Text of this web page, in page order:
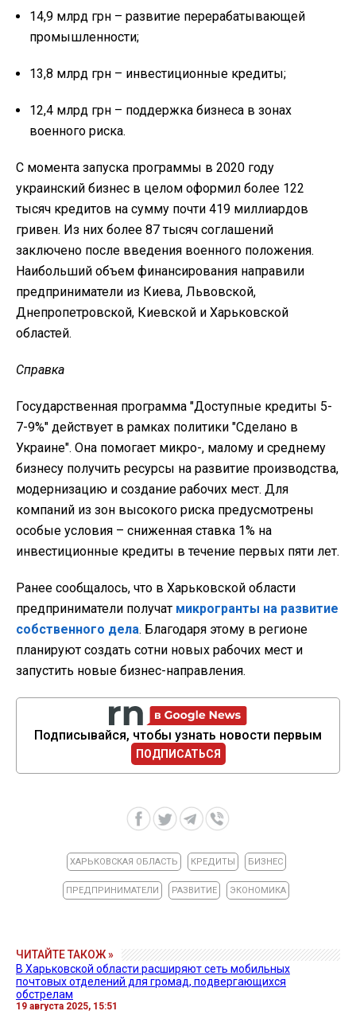
14,9 млрд грн – развитие перерабатывающей
промышленности;
13,8 млрд грн – инвестиционные кредиты;
12,4 млрд грн – поддержка бизнеса в зонах
военного риска.
С момента запуска программы в 2020 году
украинский бизнес в целом оформил более 122
тысяч кредитов на сумму почти 419 миллиардов
гривен. Из них более 87 тысяч соглашений
заключено после введения военного положения.
Наибольший объем финансирования направили
предприниматели из Киева, Львовской,
Днепропетровской, Киевской и Харьковской
областей.
Справка
Государственная программа "Доступные кредиты 5-
7-9%" действует в рамках политики "Сделано в
Украине". Она помогает микро-, малому и среднему
бизнесу получить ресурсы на развитие производства,
модернизацию и создание рабочих мест. Для
компаний из зон высокого риска предусмотрены
особые условия – сниженная ставка 1% на
инвестиционные кредиты в течение первых пяти лет.
Ранее сообщалось, что в Харьковской области
предприниматели получат микрогранты на развитие
собственного дела. Благодаря этому в регионе
планируют создать сотни новых рабочих мест и
запустить новые бизнес-направления.
Подписывайся, чтобы узнать новости первым
ПОДПИСАТЬСЯ
ХАРЬКОВСКАЯ ОБЛАСТЬ КРЕДИТЫ БИЗНЕС
ПРЕДПРИНИМАТЕЛИ РАЗВИТИЕ ЭКОНОМИКА
ЧИТАЙТЕ ТАКОЖ »
В Харьковской области расширяют сеть мобильных
почтовых отделений для громад, подвергающихся
обстрелам
19 августа 2025, 15:51